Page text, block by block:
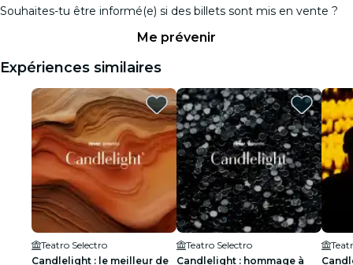
Souhaites-tu être informé(e) si des billets sont mis en vente ?
Me prévenir
Expériences similaires
Teatro Selectro
Candlelight : le meilleur de
Teatro Selectro
Candlelight : hommage à